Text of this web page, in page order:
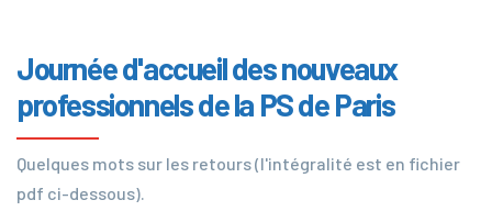
Journée d'accueil des nouveaux
professionnels de la PS de Paris
Quelques mots sur les retours (l'intégralité est en fichier
pdf ci-dessous).